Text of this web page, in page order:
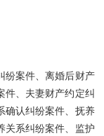
纷案件、离婚后财产
件、夫妻财产约定纠
确认纠纷案件、抚养
关系纠纷案件、监护